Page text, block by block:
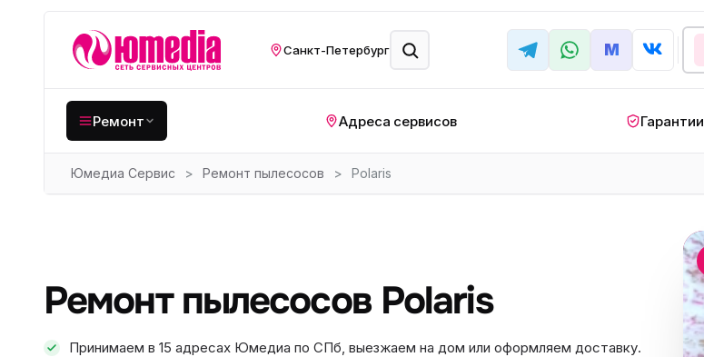
Санкт-Петербург M
Ремонт
Крупная бытовая
Газовая плита
Адреса сервисов Гарантии
Юмедиа Сервис > Ремонт пылесосов > Polaris
Ремонт пылесосов Polaris
Принимаем в 15 адресах Юмедиа по СПб, выезжаем на дом или оформляем доставку.